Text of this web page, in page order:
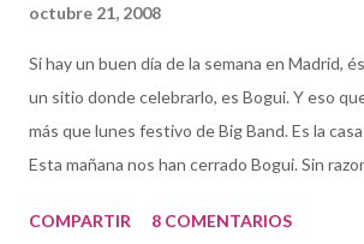
octubre 21, 2008
Si hay un buen día de la semana en Madrid,
un sitio donde celebrarlo, es Bogui. Y eso
más que lunes festivo de Big Band. Es la
Esta mañana nos han cerrado Bogui. Sin
amiguismo y los tejemanejes del cuarto
COMPARTIR 8 COMENTARIOS